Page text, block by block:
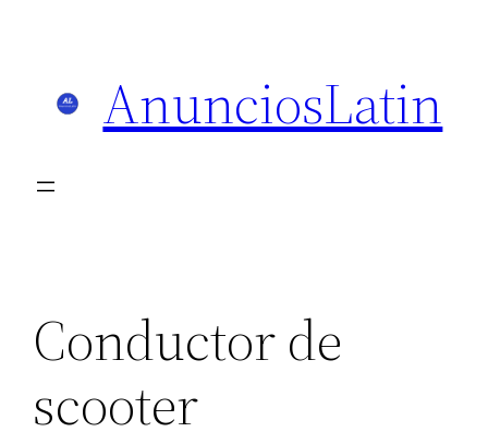
AnunciosLatin
Conductor de
scooter